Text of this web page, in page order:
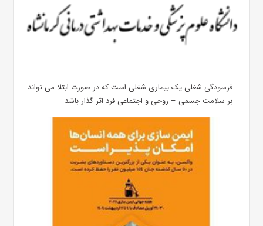
فرسودگی شغلی یک بیماری شغلی است که در صورت ابتلا می تواند
بر سلامت جسمی – روحی و اجتماعی فرد اثر گذار باشد